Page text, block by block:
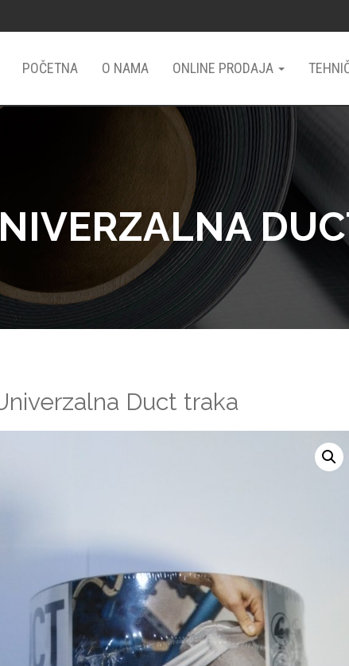
POČETNA O NAMA ONLINE PRODAJA
Duct traka